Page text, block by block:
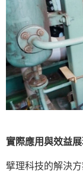
實際應用與效益展
擘理科技的解決